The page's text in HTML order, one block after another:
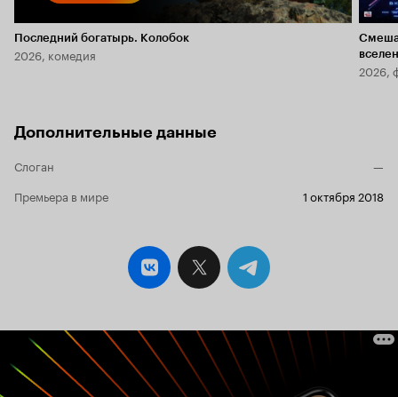
Последний богатырь. Колобок
2026, комедия
2026,
Дополнительные данные
Слоган
—
Премьера в мире
1 октября 2018